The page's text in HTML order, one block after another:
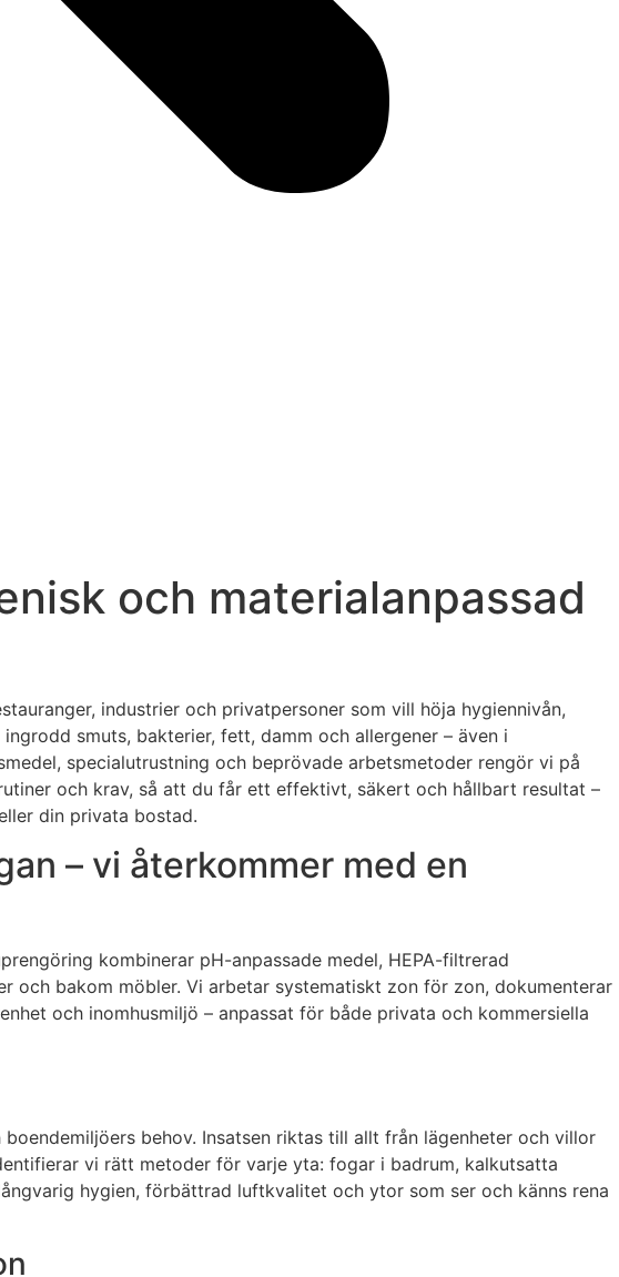
och materialanpassad
industrier och privatpersoner som vill höja hygiennivån,
smuts, bakterier, fett, damm och allergener – även i
specialutrustning och beprövade arbetsmetoder rengör vi på
och krav, så att du får ett effektivt, säkert och hållbart resultat –
din privata bostad.
– vi återkommer med en
kombinerar pH-anpassade medel, HEPA-filtrerad
och bakom möbler. Vi arbetar systematiskt zon för zon, dokumenterar
och inomhusmiljö – anpassat för både privata och kommersiella
behov. Insatsen riktas till allt från lägenheter och villor
vi rätt metoder för varje yta: fogar i badrum, kalkutsatta
hygien, förbättrad luftkvalitet och ytor som ser och känns rena